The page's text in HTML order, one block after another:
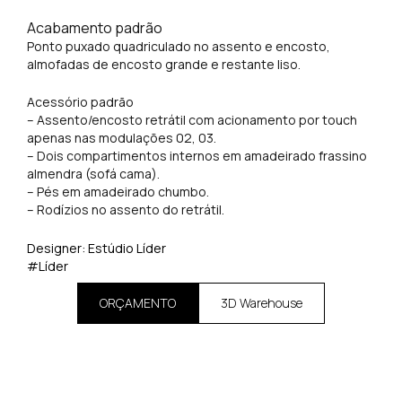
Acabamento padrão
Ponto puxado quadriculado no assento e encosto,
almofadas de encosto grande e restante liso.
Acessório padrão
– Assento/encosto retrátil com acionamento por touch
apenas nas modulações 02, 03.
– Dois compartimentos internos em amadeirado frassino
almendra (sofá cama).
– Pés em amadeirado chumbo.
– Rodízios no assento do retrátil.
Designer: Estúdio Líder
#Líder
ORÇAMENTO 3D Warehouse